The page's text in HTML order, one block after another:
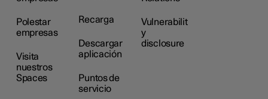
Polestar
empresas
Visita
nuestros
Spaces
Recarga
Descargar
aplicación
Puntos de
servicio
Vulnerabilit
y
disclosure